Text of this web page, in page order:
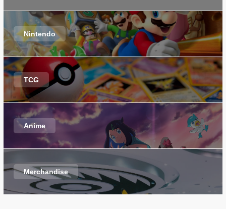
Nintendo
TCG
Anime
Merchandise